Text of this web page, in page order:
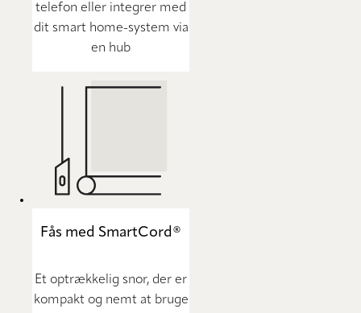
telefon eller integrer med
dit smart home-system via
en hub
Fås med SmartCord®
Et optrækkelig snor, der er
kompakt og nemt at bruge